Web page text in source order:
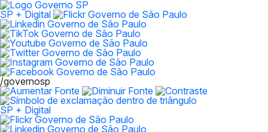
SP + Digital
/governosp
SP + Digital